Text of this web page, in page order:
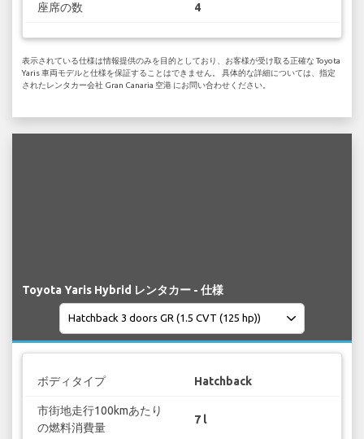
座席の数 4
表示されている仕様は情報提供のみを目的としており、お客様が受け取る正確な Toyota
Yaris 車両モデルと仕様を保証することはできません。 具体的な詳細については、指定
されたレンタカー会社 Gran Canaria 空港 にお問い合わせください。
Toyota Yaris Hybrid レンタカー - 仕様
ボディタイプ Hatchback
市街地走行100kmあたり
の燃料消費量
7 l